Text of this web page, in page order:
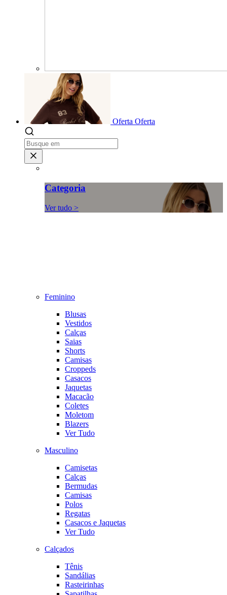
Oferta Oferta
Categoria
Ver tudo >
Feminino
Blusas
Vestidos
Calças
Saias
Shorts
Camisas
Croppeds
Casacos
Jaquetas
Macacão
Coletes
Moletom
Blazers
Ver Tudo
Masculino
Camisetas
Calças
Bermudas
Camisas
Polos
Regatas
Casacos e Jaquetas
Ver Tudo
Calçados
Tênis
Sandálias
Rasteirinhas